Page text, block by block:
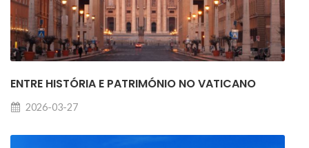
ENTRE HISTÓRIA E PATRIMÓNIO NO VATICANO
2026-03-27